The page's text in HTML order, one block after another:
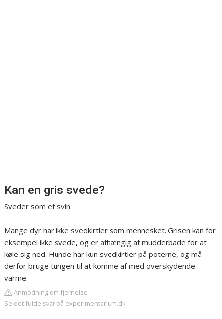
Kan en gris svede?
Sveder som et svin
Mange dyr har ikke svedkirtler som mennesket. Grisen kan for
eksempel ikke svede, og er afhængig af mudderbade for at
køle sig ned. Hunde har kun svedkirtler på poterne, og må
derfor bruge tungen til at komme af med overskydende
varme.
Anmodning om fjernelse
Se det fulde svar på experimentarium.dk